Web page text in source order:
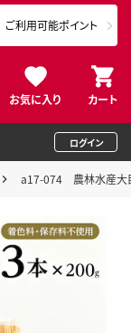
お気に入り カート
ご利用可能ポイント
ログイン
a17-074 農林水産大